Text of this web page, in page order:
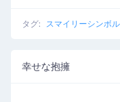
タグ: スマイリーシンボル
幸せな抱擁